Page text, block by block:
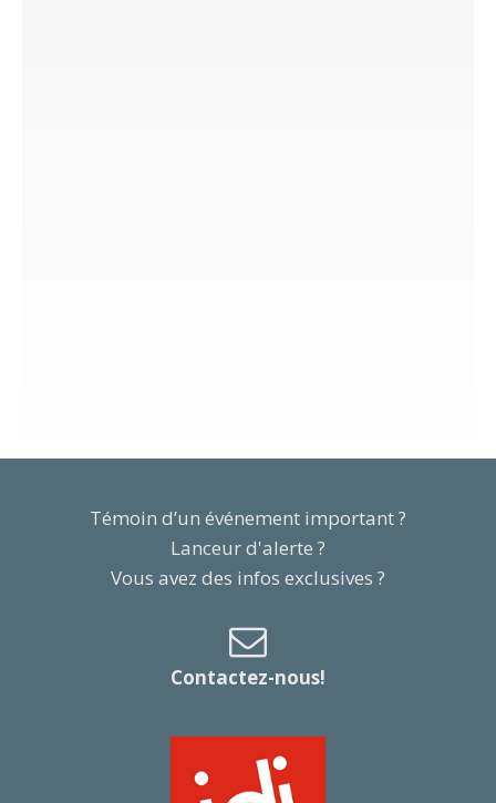
Témoin d’un événement important ?
Lanceur d'alerte ?
Vous avez des infos exclusives ?
Contactez-nous!